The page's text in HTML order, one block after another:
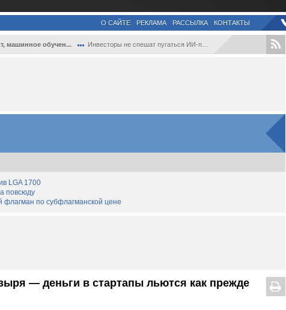
О САЙТЕ РЕКЛАМА РАССЫЛКА КОНТАКТЫ
машинное обучен... Инвесторы не спешат пугаться ИИ-пузыря —...
LGA 1700
повсюду
по субфлагманской цене
— деньги в стартапы льются как прежде